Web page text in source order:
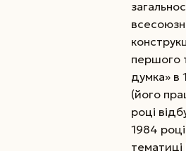
першого
думка» в
(його
році
1984
тематиці